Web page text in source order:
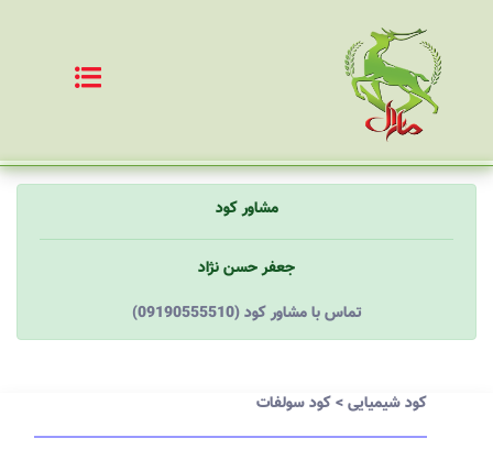
مشاور کود
جعفر حسن نژاد
(09190555510) تماس با مشاور کود
کود شیمیایی>کود سولفات